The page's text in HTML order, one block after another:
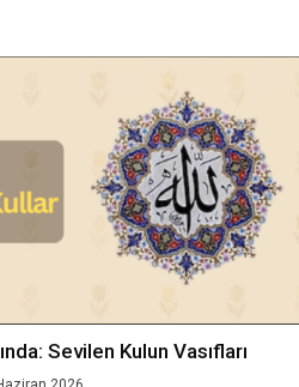
Sevilen Kulun Vasıfları